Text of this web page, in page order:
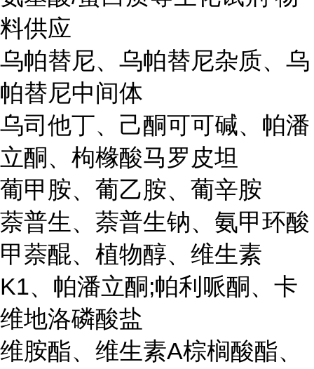
料供应
乌帕替尼、乌帕替尼杂质、乌
帕替尼中间体
乌司他丁、己酮可可碱、帕潘
立酮、枸橼酸马罗皮坦
葡甲胺、葡乙胺、葡辛胺
萘普生、萘普生钠、氨甲环酸
甲萘醌、植物醇、维生素
K1、帕潘立酮;帕利哌酮、卡
维地洛磷酸盐
维胺酯、维生素A棕榈酸酯、